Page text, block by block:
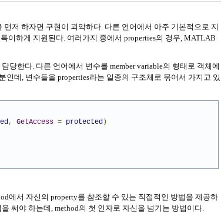
저 하자면 구현이 괴악하다. 다른 언어에서 아주 기본적으로 지
이하게 지원된다. 여러가지 중에서 properties의 경우, MATLAB
당한다. 다른 언어에서 변수를 member variable의 형태로 객체에
인데, 변수들을 properties라는 일종의 구조체로 묶어서 가지고 있
, GetAccess = protected )
에서 자신의 property를 참조할 수 있는 직접적인 방법을 제공하
써야 하는데, method의 첫 인자로 자신을 넘기는 방법이다.